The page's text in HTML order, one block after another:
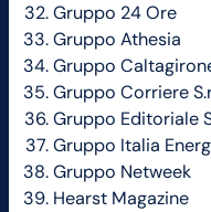
Gruppo 24 Ore
Gruppo Athesia
Gruppo
Gruppo Corriere
Gruppo Editoriale
Gruppo Italia
Gruppo Netweek
Hearst Magazine